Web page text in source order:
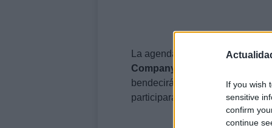
If you wish
sensitive
confirm
continue
La agenda del Papa incluye
Companys
bendecirá la
Torre de Jesús.
participará en diversos actos